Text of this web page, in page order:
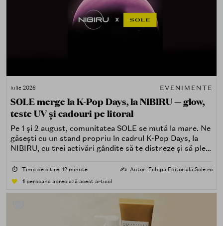
iulie 2026 EVENIMENTE
SOLE merge la K-Pop Days, la NIBIRU — glow,
teste UV și cadouri pe litoral
Pe 1 și 2 august, comunitatea SOLE se mută la mare. Ne
găsești cu un stand propriu în cadrul K-Pop Days, la
NIBIRU, cu trei activări gândite să te distreze și să pleci
⏱️ Timp de citire: 12 minute ✍️ Autor: Echipa Editorială Sole.ro
1 persoana apreciază acest articol